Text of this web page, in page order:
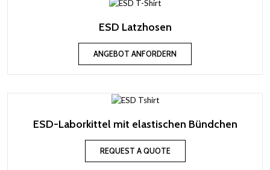
ESD Latzhosen
ANGEBOT ANFORDERN
ESD-Laborkittel mit elastischen Bündchen
REQUEST A QUOTE